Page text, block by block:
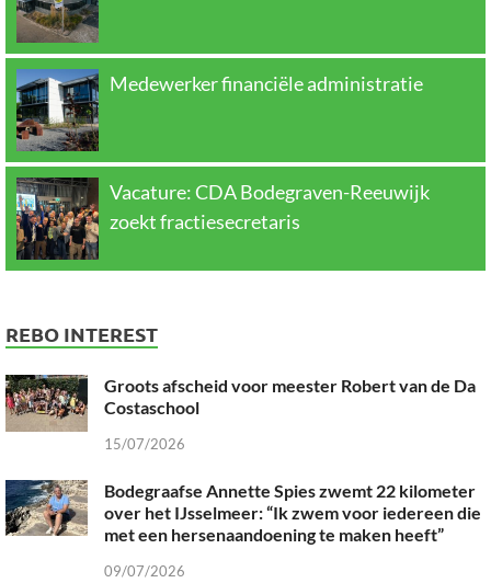
Medewerker financiële administratie
Vacature: CDA Bodegraven-Reeuwijk
zoekt fractiesecretaris
REBO INTEREST
Groots afscheid voor meester Robert van de Da
Costaschool
15/07/2026
Bodegraafse Annette Spies zwemt 22 kilometer
over het IJsselmeer: “Ik zwem voor iedereen die
met een hersenaandoening te maken heeft”
09/07/2026